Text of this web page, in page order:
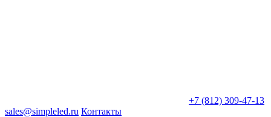
+7 (812) 309-47-13
sales@simpleled.ru Контакты